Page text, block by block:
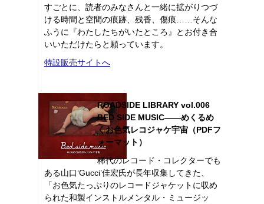
すごとに、読者のみなさんと一緒に拡がりつづ
ける時間と空間の痕跡、残香、傷痕……そんな
ふうに『わたしたちがいたところ』とお付き合
いいただけたらと願っています。
特設販売サイトへ
ROADSIDE LIBRARY vol.006
BED SIDE MUSIC――めくるめ
くお色気レコジャケ宇宙（PDFフ
ォーマット）
稀代のレコード・コレクターでも
ある山口‘Gucci’佳宏氏が長年収集してきた、
「お色気たっぷりのレコードジャケットに収め
られた和製インストルメンタル・ミュージッ